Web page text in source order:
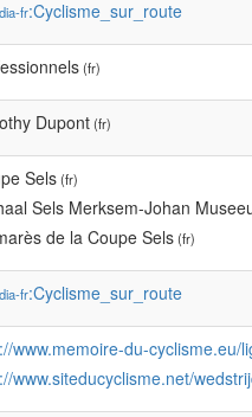
fr:Cyclisme_sur_route
(fr)
Dupont(fr)
Sels(fr)
Sels Merksem-Johan
de la Coupe Sels(fr)
fr:Cyclisme_sur_route
www.memoire-du-cyclisme.eu/
www.siteducyclisme.net/